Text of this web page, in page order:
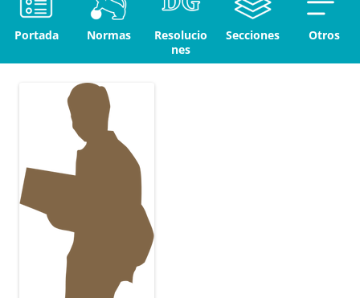
Portada Normas
Resolucio
nes
Secciones Otros